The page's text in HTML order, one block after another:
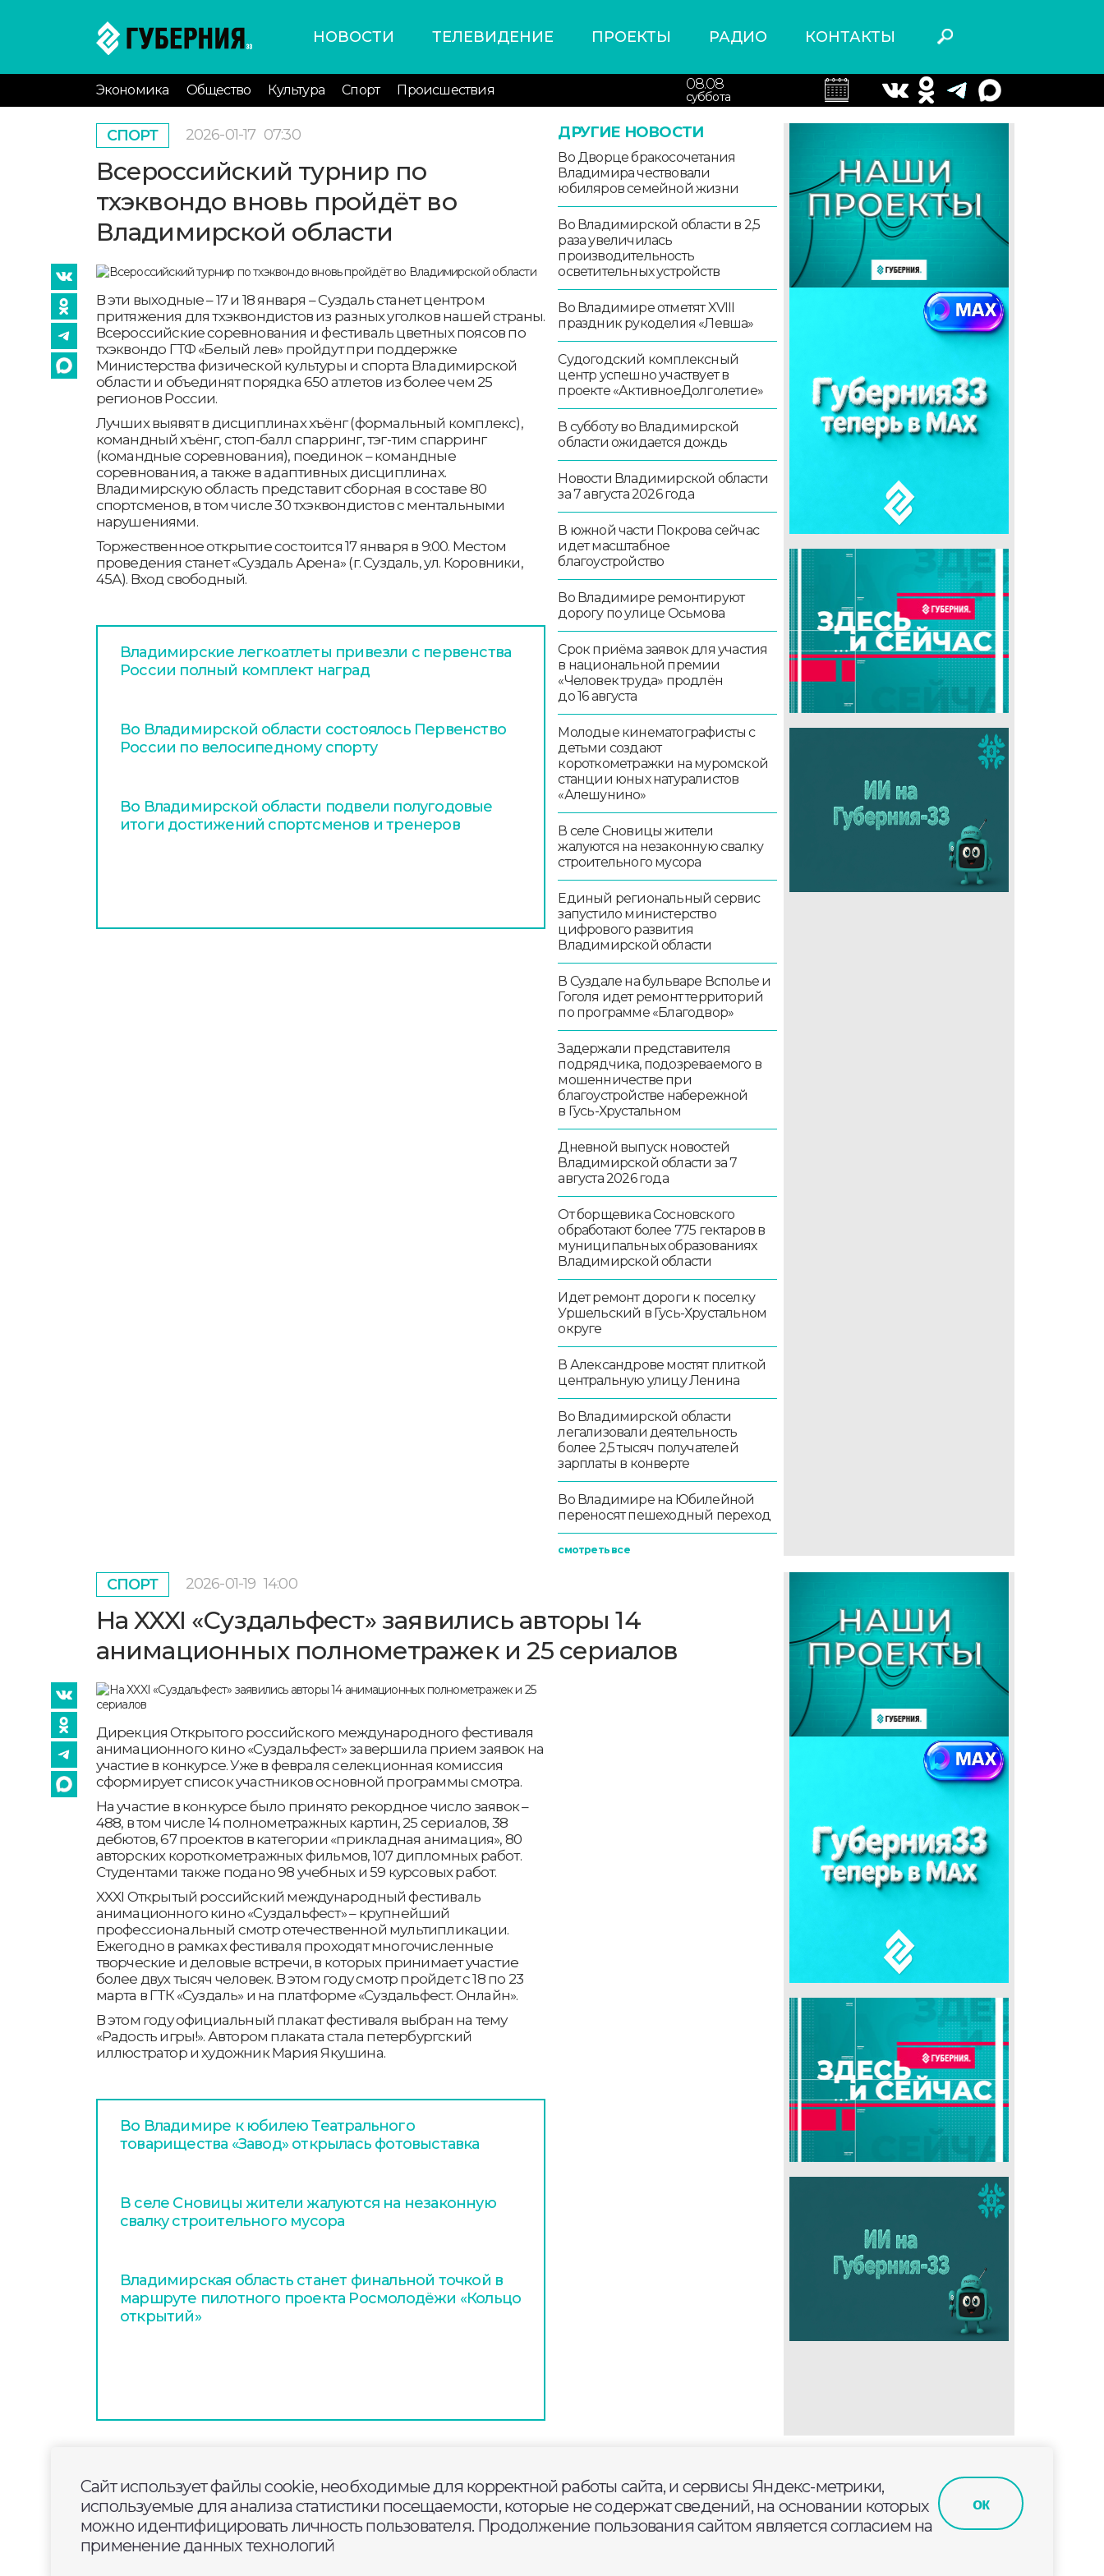
НОВОСТИ ТЕЛЕВИДЕНИЕ ПРОЕКТЫ РАДИО КОНТАКТЫ
Экономика Общество Культура Спорт Происшествия 08.08
суббота
СПОРТ 2026-01-17 07:30
Всероссийский турнир по
тхэквондо вновь пройдёт во
Владимирской области
В эти выходные – 17 и 18 января – Суздаль станет центром
притяжения для тхэквондистов из разных уголков нашей страны.
Всероссийские соревнования и фестиваль цветных поясов по
тхэквондо ГТФ «Белый лев» пройдут при поддержке
Министерства физической культуры и спорта Владимирской
области и объединят порядка 650 атлетов из более чем 25
регионов России.
Лучших выявят в дисциплинах хъёнг (формальный комплекс),
командный хъёнг, стоп-балл спарринг, тэг-тим спарринг
(командные соревнования), поединок – командные
соревнования, а также в адаптивных дисциплинах.
Владимирскую область представит сборная в составе 80
спортсменов, в том числе 30 тхэквондистов с ментальными
нарушениями.
Торжественное открытие состоится 17 января в 9:00. Местом
проведения станет «Суздаль Арена» (г. Суздаль, ул. Коровники,
45А). Вход свободный.
Владимирские легкоатлеты привезли с первенства
России полный комплект наград
Во Владимирской области состоялось Первенство
России по велосипедному спорту
Во Владимирской области подвели полугодовые
итоги достижений спортсменов и тренеров
ДРУГИЕ НОВОСТИ
Во Дворце бракосочетания
Владимира чествовали
юбиляров семейной жизни
Во Владимирской области в 2,5
раза увеличилась
производительность
осветительных устройств
Во Владимире отметят XVIII
праздник рукоделия «Левша»
Судогодский комплексный
центр успешно участвует в
проекте «АктивноеДолголетие»
В субботу во Владимирской
области ожидается дождь
Новости Владимирской области
за 7 августа 2026 года
В южной части Покрова сейчас
идет масштабное
благоустройство
Во Владимире ремонтируют
дорогу по улице Осьмова
Срок приёма заявок для участия
в национальной премии
«Человек труда» продлён
до 16 августа
Молодые кинематографисты с
детьми создают
короткометражки на муромской
станции юных натуралистов
«Алешунино»
В селе Сновицы жители
жалуются на незаконную свалку
строительного мусора
Единый региональный сервис
запустило министерство
цифрового развития
Владимирской области
В Суздале на бульваре Всполье и
Гоголя идет ремонт территорий
по программе «Благодвор»
Задержали представителя
подрядчика, подозреваемого в
мошенничестве при
благоустройстве набережной
в Гусь-Хрустальном
Дневной выпуск новостей
Владимирской области за 7
августа 2026 года
От борщевика Сосновского
обработают более 775 гектаров в
муниципальных образованиях
Владимирской области
Идет ремонт дороги к поселку
Уршельский в Гусь-Хрустальном
округе
В Александрове мостят плиткой
центральную улицу Ленина
Во Владимирской области
легализовали деятельность
более 2,5 тысяч получателей
зарплаты в конверте
Во Владимире на Юбилейной
переносят пешеходный переход
смотреть все
СПОРТ 2026-01-19 14:00
На XXXI «Суздальфест» заявились авторы 14
анимационных полнометражек и 25 сериалов
Дирекция Открытого российского международного фестиваля
анимационного кино «Суздальфест» завершила прием заявок на
участие в конкурсе. Уже в февраля селекционная комиссия
сформирует список участников основной программы смотра.
На участие в конкурсе было принято рекордное число заявок –
488, в том числе 14 полнометражных картин, 25 сериалов, 38
дебютов, 67 проектов в категории «прикладная анимация», 80
авторских короткометражных фильмов, 107 дипломных работ.
Студентами также подано 98 учебных и 59 курсовых работ.
XXXI Открытый российский международный фестиваль
анимационного кино «Суздальфест» – крупнейший
профессиональный смотр отечественной мультипликации.
Ежегодно в рамках фестиваля проходят многочисленные
творческие и деловые встречи, в которых принимает участие
более двух тысяч человек. В этом году смотр пройдет с 18 по 23
марта в ГТК «Суздаль» и на платформе «Суздальфест. Онлайн».
В этом году официальный плакат фестиваля выбран на тему
«Радость игры!». Автором плаката стала петербургский
иллюстратор и художник Мария Якушина.
Во Владимире к юбилею Театрального
товарищества «Завод» открылась фотовыставка
В селе Сновицы жители жалуются на незаконную
свалку строительного мусора
Владимирская область станет финальной точкой в
маршруте пилотного проекта Росмолодёжи «Кольцо
открытий»
В план ремонта по нацпроекту «Инфраструктура для
жизни» попало 13 км дорог в Собинском округе
Сайт использует файлы cookie, необходимые для корректной работы сайта, и сервисы Яндекс-метрики,
используемые для анализа статистики посещаемости, которые не содержат сведений, на основании которых
можно идентифицировать личность пользователя. Продолжение пользования сайтом является согласием на
применение данных технологий
ок